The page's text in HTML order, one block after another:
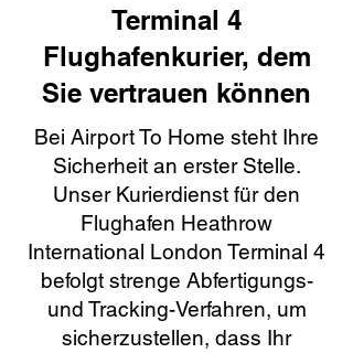
Terminal 4
Flughafenkurier, dem
Sie vertrauen können
Bei Airport To Home steht Ihre
Sicherheit an erster Stelle.
Unser Kurierdienst für den
Flughafen Heathrow
International London Terminal 4
befolgt strenge Abfertigungs-
und Tracking-Verfahren, um
sicherzustellen, dass Ihr